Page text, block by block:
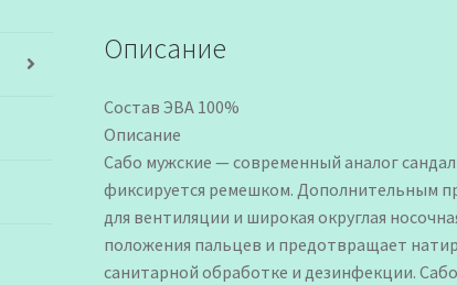
Описание
Состав ЭВА 100%
Описание
Сабо мужские — современный аналог
фиксируется ремешком. Дополнительным
для вентиляции и широкая округлая
положения пальцев и предотвращает
санитарной обработке и дезинфекции.